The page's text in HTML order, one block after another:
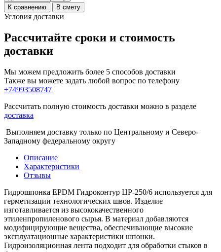
К сравнению
В смету
Условия доставки
Рассчитайте сроки и стоимость
доставки
Мы можем предложить более 5 способов доставки
Также вы можете задать любой вопрос по телефону
+74993508747
Рассчитать полную стоимость доставки можно в разделе
доставка
Выполняем доставку только по Центральному и Северо-
Западному федеральному округу
Описание
Характеристики
Отзывы
Гидрошпонка EPDM Гидроконтур ЦР-250/6 используется для
герметизации технологических швов. Изделие
изготавливается из высококачественного
этиленпропиленового сырья. В материал добавляются
модифицирующие вещества, обеспечивающие высокие
эксплуатационные характеристики шпонки.
Гидроизоляционная лента подходит для обработки стыков в